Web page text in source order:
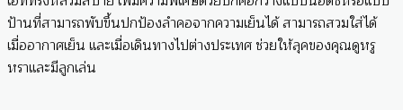
ป้านที่สามารถพับขึ้นปกป้องลำคอจากความเย็นได้ สามารถสวมใส่ได้
เมื่ออากาศเย็น และเมื่อเดินทางไปต่างประเทศ ช่วยให้ลุคของคุณดูหรู
หราและมีลูกเล่น